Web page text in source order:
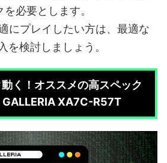
必要とします。
にプレイしたい方は、最適な
を検討しましょう。
く！オススメの高スペック
GALLERIA XA7C-R57T